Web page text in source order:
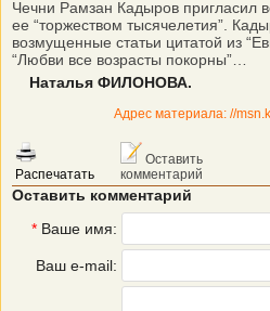
Чечни Рамзан Кадыров пригласил
ее “торжеством тысячелетия”.
возмущенные статьи цитатой из
“Любви все возрасты покорны”…
Наталья ФИЛОНОВА.
Адрес материала: //
Распечатать
Оставить
комментарий
Оставить комментарий
* Ваше имя:
Ваш e-mail: